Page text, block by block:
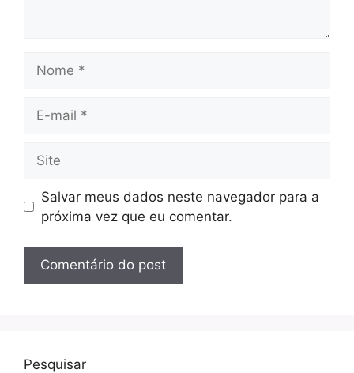
mail
Salvar meus dados neste navegador para a
próxima vez que eu comentar.
Pesquisar